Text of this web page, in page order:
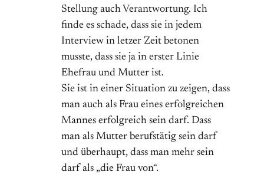
Stellung auch Verantwortung. Ich
finde es schade, dass sie in jedem
Interview in letzer Zeit betonen
musste, dass sie ja in erster Linie
Ehefrau und Mutter ist.
Sie ist in einer Situation zu zeigen, dass
man auch als Frau eines erfolgreichen
Mannes erfolgreich sein darf. Dass
man als Mutter berufstätig sein darf
und überhaupt, dass man mehr sein
darf als „die Frau von“.